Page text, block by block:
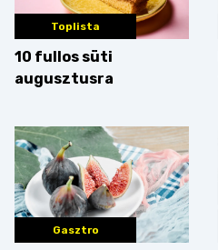
Toplista
10 fullos süti
augusztusra
Gasztro